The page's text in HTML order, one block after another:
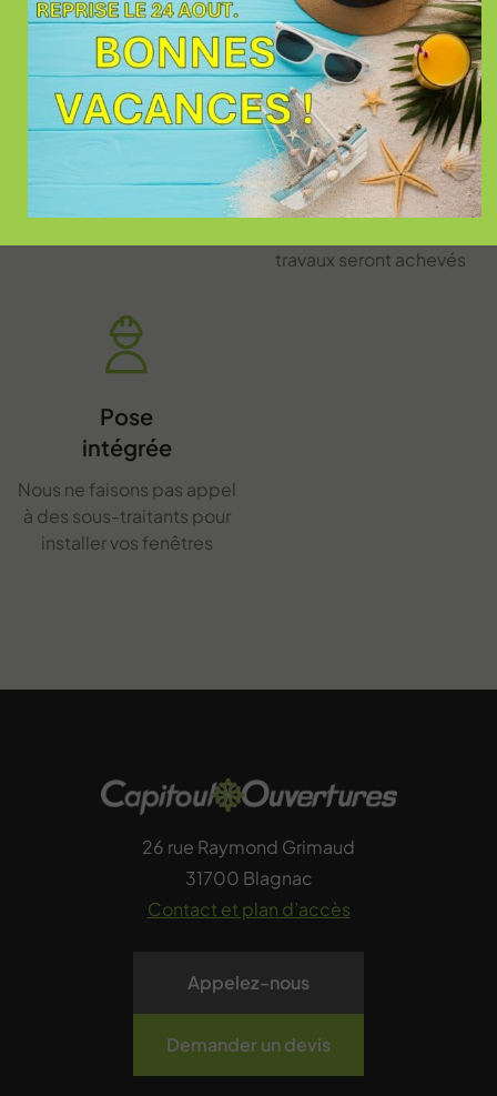
Membre d'un
réseau national
appartient au réseau Art et
Garantie
d'achèvement
des travaux
En toutes circonstances,
travaux seront achevés
Pose
intégrée
Nous ne faisons pas appel
à des sous-traitants pour
installer vos fenêtres
26 rue Raymond Grimaud
31700 Blagnac
Contact et plan d’accès
Appelez-nous
Demander un devis